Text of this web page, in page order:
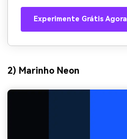
Experimente Grátis Agora
2) Marinho Neon